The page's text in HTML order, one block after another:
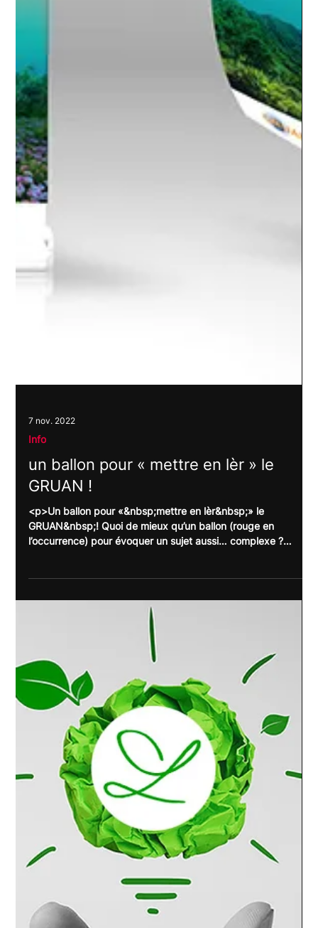
Coup de projecteur sur Zot lé la !​
<p>Coup de projecteur sur Zot lé la&nbsp;! Peut-être vous
souvenez-vous avoir vu sur Antenne Réunion, en janvier
2022, tout ou partie de Fonnkèr Marmaye. Tournée dans le
prolongement du documentaire Graines d’espoir, sorti en
salles en début d’année également, cette série de 3&#215;52
minutes réalisée par Pierre Beccu se concentre sur la
jeunesse réunionnaise, en [&hellip;]</p>